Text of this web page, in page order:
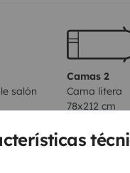
salón
Camas 2
Cama litera
78x212 cm